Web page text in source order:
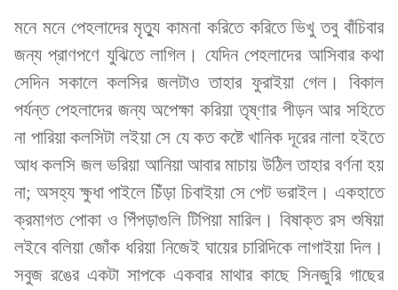
মনে মনে পেহলাদের মৃত্যু কামনা করিতে করিতে ভিখু তবু বাঁচিবার
জন্য প্রাণপণে যুঝিতে লাগিল। যেদিন পেহলাদের আসিবার কথা
সেদিন সকালে কলসির জলটাও তাহার ফুরাইয়া গেল। বিকাল
পর্যন্ত পেহলাদের জন্য অপেক্ষা করিয়া তৃষ্ণার পীড়ন আর সহিতে
না পারিয়া কলসিটা লইয়া সে যে কত কষ্টে খানিক দূরের নালা হইতে
আধ কলসি জল ভরিয়া আনিয়া আবার মাচায় উঠিল তাহার বর্ণনা হয়
না; অসহ্য ক্ষুধা পাইলে চিঁড়া চিবাইয়া সে পেট ভরাইল। একহাতে
ক্রমাগত পোকা ও পিঁপড়াগুলি টিপিয়া মারিল। বিষাক্ত রস শুষিয়া
লইবে বলিয়া জোঁক ধরিয়া নিজেই ঘায়ের চারিদিকে লাগাইয়া দিল।
সবুজ রঙের একটা সাপকে একবার মাথার কাছে সিনজুরি গাছের